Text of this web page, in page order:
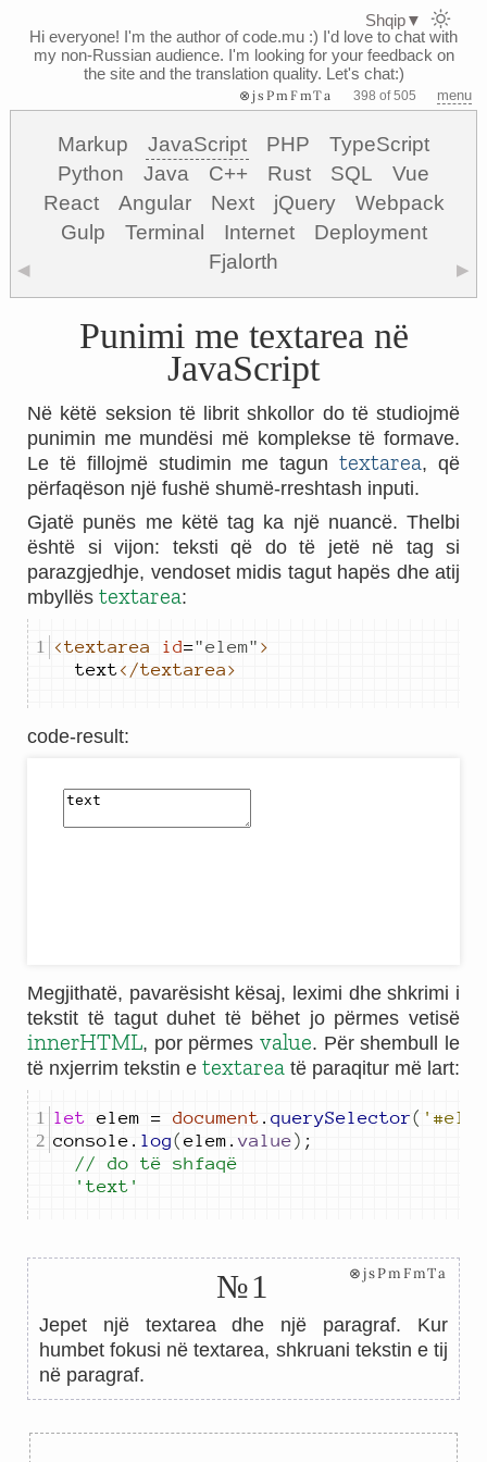
Hi everyone! I'm the author of code.mu :) I'd love to chat with
my non-Russian audience. I'm looking for your feedback on
the site and the translation quality. Let's chat:)
⊗jsPmFmTa 398 of 505 menu
Markup JavaScript PHP
TypeScript
Python
Java C++ Rust SQL
Vue
React
Angular Next jQuery
Webpack
Gulp
Terminal Internet
Deployment
Fjalorth
◀ ▶
Punimi me textarea në
JavaScript
Në këtë seksion të librit shkollor do të studiojmë
punimin me mundësi më komplekse të formave.
Le të fillojmë studimin me taguntextarea, që
përfaqëson një fushë shumë-rreshtash inputi.
Gjatë punës me këtë tag ka një nuancë. Thelbi
është si vijon: teksti që do të jetë në tag si
parazgjedhje, vendoset midis tagut hapës dhe atij
mbyllës textarea:
<textarea id="elem" >
text</textarea>
code-result:
Megjithatë, pavarësisht kësaj, leximi dhe shkrimi i
tekstit të tagut duhet të bëhet jo përmes vetisë
innerHTML, por përmes value. Për shembull le
të nxjerrim tekstin e textarea të paraqitur më lart:
let elem = document . querySelector(
console . log( elem . value) ;
// do të shfaqë
'text'
№1 ⊗jsPmFmTa
Jepet një textarea dhe një paragraf. Kur
humbet fokusi në textarea, shkruani tekstin e tij
në paragraf.
Shqip▼